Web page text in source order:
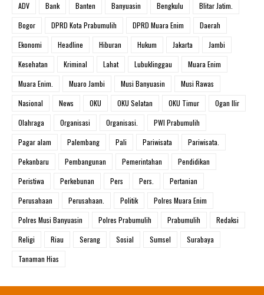
ADV Bank Banten Banyuasin Bengkulu
Blitar Jatim.
Bogor
DPRD Kota Prabumulih DPRD Muara Enim
Daerah
Ekonomi
Headline Hiburan Hukum Jakarta
Jambi
Kesehatan
Kriminal Lahat Lubuklinggau
Muara Enim
Muara Enim.
Muaro Jambi Musi Banyuasin
Musi Rawas
Nasional
News OKU OKU Selatan OKU Timur
Ogan Ilir
Olahraga
Organisasi Organisasi.
PWI Prabumulih
Pagar alam
Palembang Pali Pariwisata
Pariwisata.
Pekanbaru
Pembangunan Pemerintahan
Pendidikan
Peristiwa
Perkebunan Pers Pers.
Pertanian
Perusahaan
Perusahaan. Politik
Polres Muara Enim
Polres Musi Banyuasin
Polres Prabumulih Prabumulih
Redaksi
Religi
Riau Serang Sosial Sumsel
Surabaya
Tanaman Hias